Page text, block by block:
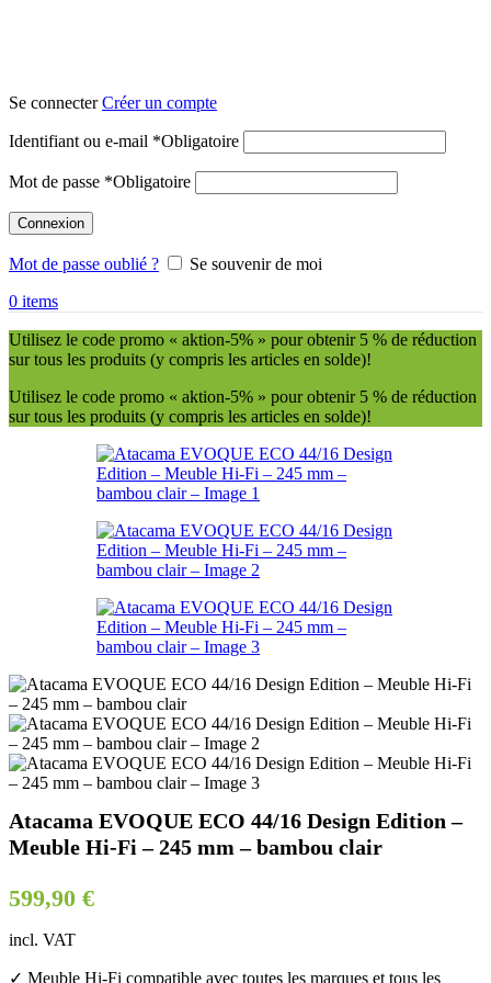
Se connecterCréer un compte
Identifiant ou e-mail *Obligatoire
Mot de passe *Obligatoire
Connexion
Mot de passe oublié ?
Se souvenir de moi
0 items
Utilisez le code promo « aktion-5% » pour obtenir 5 % de réduction
sur tous les produits (y compris les articles en solde)!
Utilisez le code promo « aktion-5% » pour obtenir 5 % de réduction
sur tous les produits (y compris les articles en solde)!
Atacama EVOQUE ECO 44/16 Design Edition –
Meuble Hi-Fi – 245 mm – bambou clair
599,90 €
incl. VAT
✓ Meuble Hi-Fi compatible avec toutes les marques et tous les